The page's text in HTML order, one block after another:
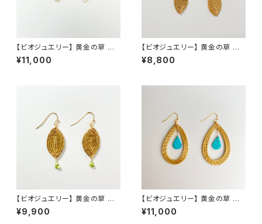
【ビオジュエリー】 黄金の草 カッ
ピンドウラード ピアス・イヤリ
ング ラウンド レインボームーン
¥11,000
【ビオジュエリー】 黄金の草 カッ
ピンドウラード ピアス イヤリン
グ リーフ ハウライト
¥8,800
【ビオジュエリー】 黄金の草 カッ
ピンドウラード ピアス＆イヤリ
¥9,900
【ビオジュエリー】 黄金の草 カッ
ピンドウラード ピアス・イヤリ
ング ティアドロップ ターコイズ
¥11,000